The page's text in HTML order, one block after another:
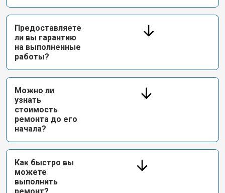
Предоставляете
ли вы гарантию
на выполненные
работы?
Можно ли
узнать
стоимость
ремонта до его
начала?
Как быстро вы
можете
выполнить